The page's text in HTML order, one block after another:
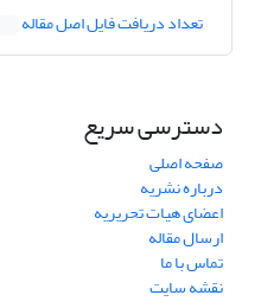
تعداد دریافت فایل اصل مقاله
دسترسی سریع
صفحه اصلی
درباره نشریه
اعضای هیات تحریریه
ارسال مقاله
تماس با ما
نقشه سایت